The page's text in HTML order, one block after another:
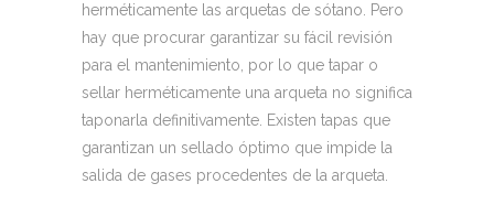
herméticamente las arquetas de sótano. Pero
hay que procurar garantizar su fácil revisión
para el mantenimiento, por lo que tapar o
sellar herméticamente una arqueta no significa
taponarla definitivamente. Existen tapas que
garantizan un sellado óptimo que impide la
salida de gases procedentes de la arqueta.